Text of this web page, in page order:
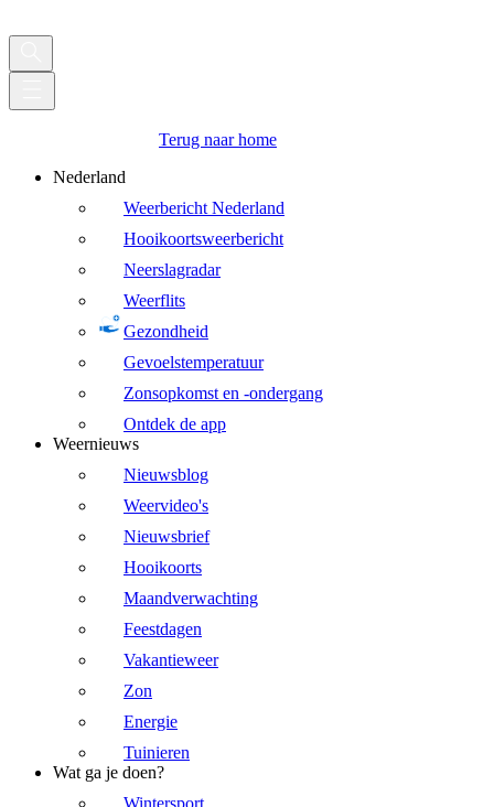
Terug naar home
Nederland
Weerbericht Nederland
Hooikoortsweerbericht
Neerslagradar
Weerflits
Gezondheid
Gevoelstemperatuur
Zonsopkomst en -ondergang
Ontdek de app
Weernieuws
Nieuwsblog
Weervideo's
Nieuwsbrief
Hooikoorts
Maandverwachting
Feestdagen
Vakantieweer
Zon
Energie
Tuinieren
Wat ga je doen?
Wintersport